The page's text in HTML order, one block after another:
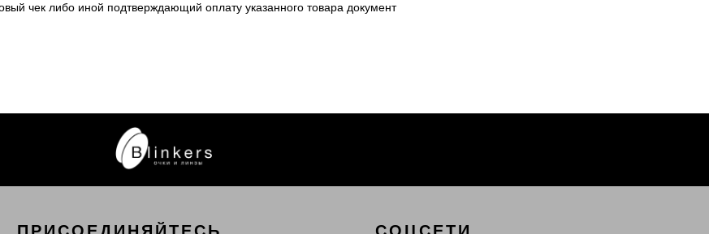
чек либо иной подтверждающий оплату указанного товара документ